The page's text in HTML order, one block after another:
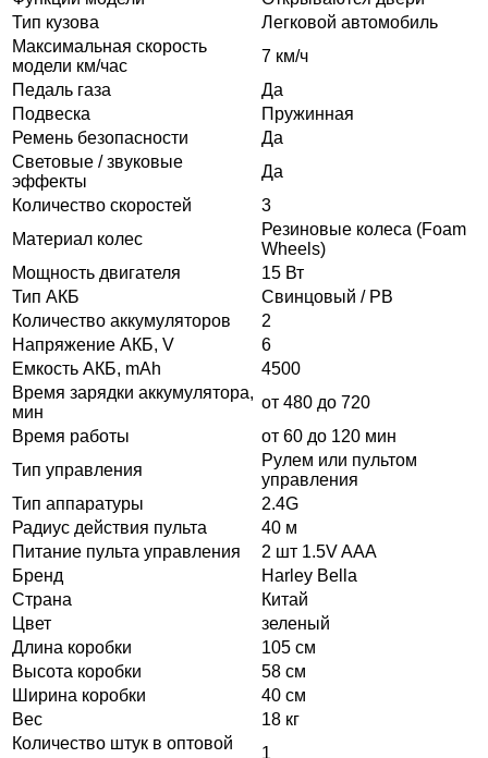
Тип кузова
Легковой автомобиль
Максимальная скорость
модели км/час
7 км/ч
Педаль газа
Да
Подвеска
Пружинная
Ремень безопасности
Да
Световые / звуковые
эффекты
Да
Количество скоростей
3
Материал колес
Резиновые колеса (Foam
Wheels)
Мощность двигателя
15 Вт
Тип АКБ
Свинцовый / PB
Количество аккумуляторов
2
Напряжение АКБ, V
6
Емкость АКБ, mAh
4500
Время зарядки аккумулятора,
мин
от 480 до 720
Время работы
от 60 до 120 мин
Тип управления
Рулем или пультом
управления
Тип аппаратуры
2.4G
Радиус действия пульта
40 м
Питание пульта управления
2 шт 1.5V AAA
Бренд
Harley Bella
Страна
Китай
Цвет
зеленый
Длина коробки
105 см
Высота коробки
58 см
Ширина коробки
40 см
Вес
18 кг
Количество штук в оптовой
1